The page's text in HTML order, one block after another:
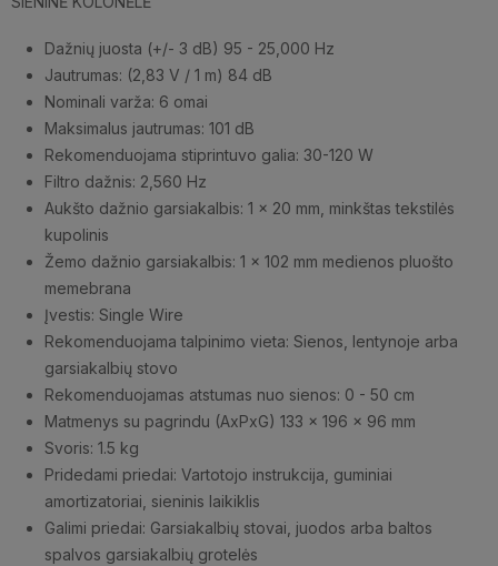
Dažnių juosta (+/- 3 dB) 95 - 25,000 Hz
Jautrumas: (2,83 V / 1 m) 84 dB
Nominali varža: 6 omai
Maksimalus jautrumas: 101 dB
Rekomenduojama stiprintuvo galia: 30-120 W
Filtro dažnis: 2,560 Hz
Aukšto dažnio garsiakalbis: 1 x 20 mm, minkštas tekstilės
kupolinis
Žemo dažnio garsiakalbis: 1 x 102 mm medienos pluošto
memebrana
Įvestis: Single Wire
Rekomenduojama talpinimo vieta: Sienos, lentynoje arba
garsiakalbių stovo
Rekomenduojamas atstumas nuo sienos: 0 - 50 cm
Matmenys su pagrindu (AxPxG) 133 x 196 x 96 mm
Svoris: 1.5 kg
Pridedami priedai: Vartotojo instrukcija, guminiai
amortizatoriai, sieninis laikiklis
Galimi priedai: Garsiakalbių stovai, juodos arba baltos
spalvos garsiakalbių grotelės